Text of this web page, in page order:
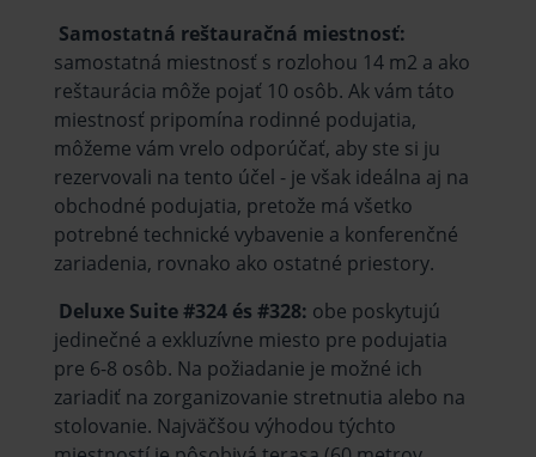
Samostatná reštauračná miestnosť:
samostatná miestnosť s rozlohou 14 m2 a ako
reštaurácia môže pojať 10 osôb. Ak vám táto
miestnosť pripomína rodinné podujatia,
môžeme vám vrelo odporúčať, aby ste si ju
rezervovali na tento účel - je však ideálna aj na
obchodné podujatia, pretože má všetko
potrebné technické vybavenie a konferenčné
zariadenia, rovnako ako ostatné priestory.
Deluxe Suite #324 és #328: obe poskytujú
jedinečné a exkluzívne miesto pre podujatia
pre 6-8 osôb. Na požiadanie je možné ich
zariadiť na zorganizovanie stretnutia alebo na
stolovanie. Najväčšou výhodou týchto